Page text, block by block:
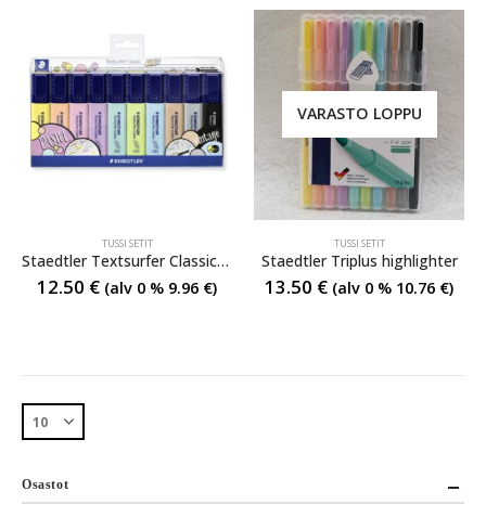
TUSSI SETIT
Staedtler Textsurfer Classic highlighter
12.50 € (alv 0 % 9.96 €)
VARASTO LOPPU
TUSSI SETIT
Staedtler Triplus highlighter
13.50 € (alv 0 % 10.76 €)
Osastot